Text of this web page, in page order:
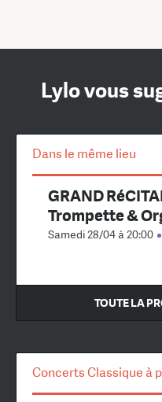
Lylo vous
Dans le même lieu
GRAND
Trompette &
Samedi 28/04 à 20:00
TOUTE LA
Concerts Classique à